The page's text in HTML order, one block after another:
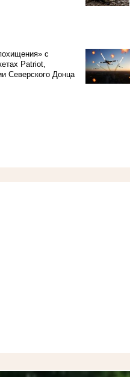
с
Patriot,
Северского Донца